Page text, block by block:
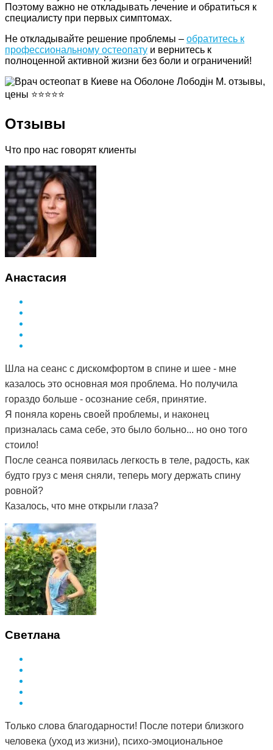
Поэтому важно не откладывать лечение и обратиться к
специалисту при первых симптомах.
Не откладывайте решение проблемы – обратитесь к
профессиональному остеопату и вернитесь к
полноценной активной жизни без боли и ограничений!
Отзывы
Что про нас говорят клиенты
Анастасия
Шла на сеанс с дискомфортом в спине и шее - мне
казалось это основная моя проблема. Но получила
гораздо больше - осознание себя, принятие.
Я поняла корень своей проблемы, и наконец
призналась сама себе, это было больно... но оно того
стоило!
После сеанса появилась легкость в теле, радость, как
будто груз с меня сняли, теперь могу держать спину
ровной?
Казалось, что мне открыли глаза?
Светлана
Только слова благодарности! После потери близкого
человека (уход из жизни), психо-эмоциональное